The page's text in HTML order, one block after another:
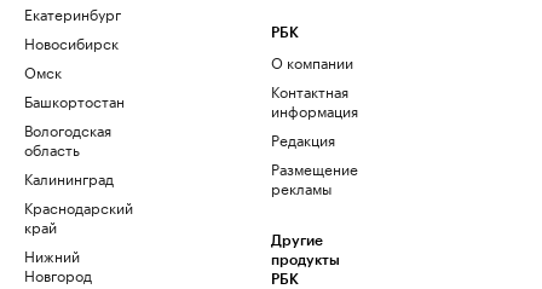
Екатеринбург
Новосибирск
Омск
Башкортостан
Вологодская
область
Калининград
Краснодарский
край
Нижний
Новгород
РБК
О компании
Контактная
информация
Редакция
Размещение
рекламы
Другие
продукты
РБК